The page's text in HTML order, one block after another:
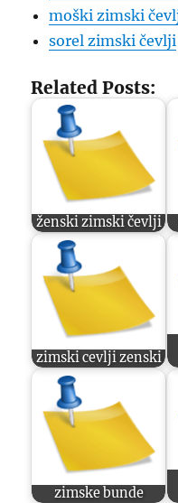
moški zimski
sorel zimski čevlji
Related Posts:
ženski zimski čevlji
zimski cevlji zenski
zimske bunde